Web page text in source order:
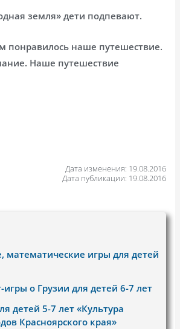
земля» дети подпевают.
понравилось наше путешествие.
Наше путешествие
Дата изменения: 19.08.2016
Дата публикации: 19.08.2016
математические игры для детей
игры о Грузии для детей 6-7 лет
детей 5-7 лет «Культура
Красноярского края»